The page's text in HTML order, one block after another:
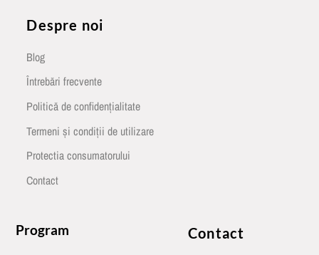
Despre noi
Blog
Întrebări frecvente
Politică de confidențialitate
Termeni și condiții de utilizare
Protectia consumatorului
Contact
Program Contact